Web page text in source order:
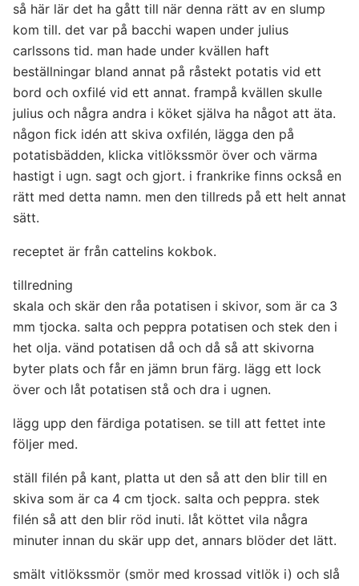
så här lär det ha gått till när denna rätt av en slump
kom till. det var på bacchi wapen under julius
carlssons tid. man hade under kvällen haft
beställningar bland annat på råstekt potatis vid ett
bord och oxfilé vid ett annat. frampå kvällen skulle
julius och några andra i köket själva ha något att äta.
någon fick idén att skiva oxfilén, lägga den på
potatisbädden, klicka vitlökssmör över och värma
hastigt i ugn. sagt och gjort. i frankrike finns också en
rätt med detta namn. men den tillreds på ett helt annat
sätt.
receptet är från cattelins kokbok.
tillredning
skala och skär den råa potatisen i skivor, som är ca 3
mm tjocka. salta och peppra potatisen och stek den i
het olja. vänd potatisen då och då så att skivorna
byter plats och får en jämn brun färg. lägg ett lock
över och låt potatisen stå och dra i ugnen.
lägg upp den färdiga potatisen. se till att fettet inte
följer med.
ställ filén på kant, platta ut den så att den blir till en
skiva som är ca 4 cm tjock. salta och peppra. stek
filén så att den blir röd inuti. låt köttet vila några
minuter innan du skär upp det, annars blöder det lätt.
smält vitlökssmör (smör med krossad vitlök i) och slå